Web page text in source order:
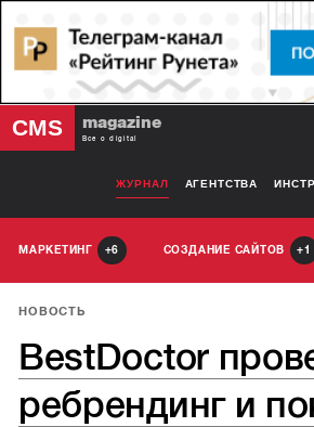
CMS magazine
Все о digital
ЖУРНАЛ АГЕНТСТВА
МАРКЕТИНГ 6 СОЗДАНИЕ САЙТОВ 1
НОВОСТЬ
BestDoctor
ребрендинг и